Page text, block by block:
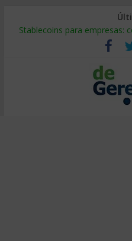
Mercado hispano de EE.
Stablecoins para empresas:
Despido silencioso: qué es y
Trabajo forzoso en la